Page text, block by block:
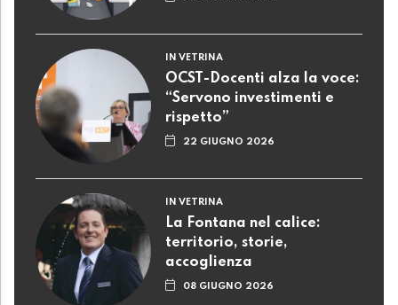
IN VETRINA
OCST-Docenti alza la voce:
“Servono investimenti e
rispetto”
22 GIUGNO 2026
IN VETRINA
La Fontana nel calice:
territorio, storie,
accoglienza
08 GIUGNO 2026